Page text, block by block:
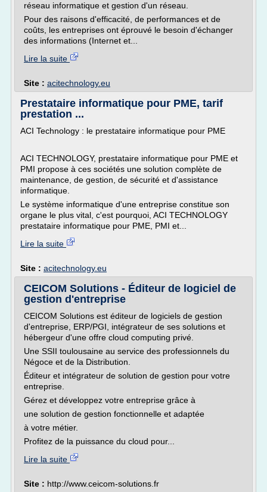
réseau informatique et gestion d'un réseau.
Pour des raisons d'efficacité, de performances et de
coûts, les entreprises ont éprouvé le besoin d'échanger
des informations (Internet et...
Lire la suite
Site : acitechnology.eu
Prestataire informatique pour PME, tarif
prestation ...
ACI Technology : le prestataire informatique pour PME
ACI TECHNOLOGY, prestataire informatique pour PME et
PMI propose à ces sociétés une solution complète de
maintenance, de gestion, de sécurité et d'assistance
informatique.
Le système informatique d'une entreprise constitue son
organe le plus vital, c'est pourquoi, ACI TECHNOLOGY
prestataire informatique pour PME, PMI et...
Lire la suite
Site : acitechnology.eu
CEICOM Solutions - Éditeur de logiciel de
gestion d'entreprise
CEICOM Solutions est éditeur de logiciels de gestion
d'entreprise, ERP/PGI, intégrateur de ses solutions et
hébergeur d'une offre cloud computing privé.
Une SSII toulousaine au service des professionnels du
Négoce et de la Distribution.
Éditeur et intégrateur de solution de gestion pour votre
entreprise.
Gérez et développez votre entreprise grâce à
une solution de gestion fonctionnelle et adaptée
à votre métier.
Profitez de la puissance du cloud pour...
Lire la suite
Site : http://www.ceicom-solutions.fr